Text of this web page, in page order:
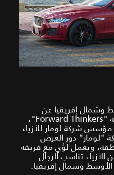
وشمال إفريقيا عن
فيلمها الثالث ضمن سلسلة "Forward Thinkers"،
شركة لومار للأزياء
"لومار" دور العرض
ويعمل لؤي مع فريقه
تناسب الرجال
وشمال إفريقيا.